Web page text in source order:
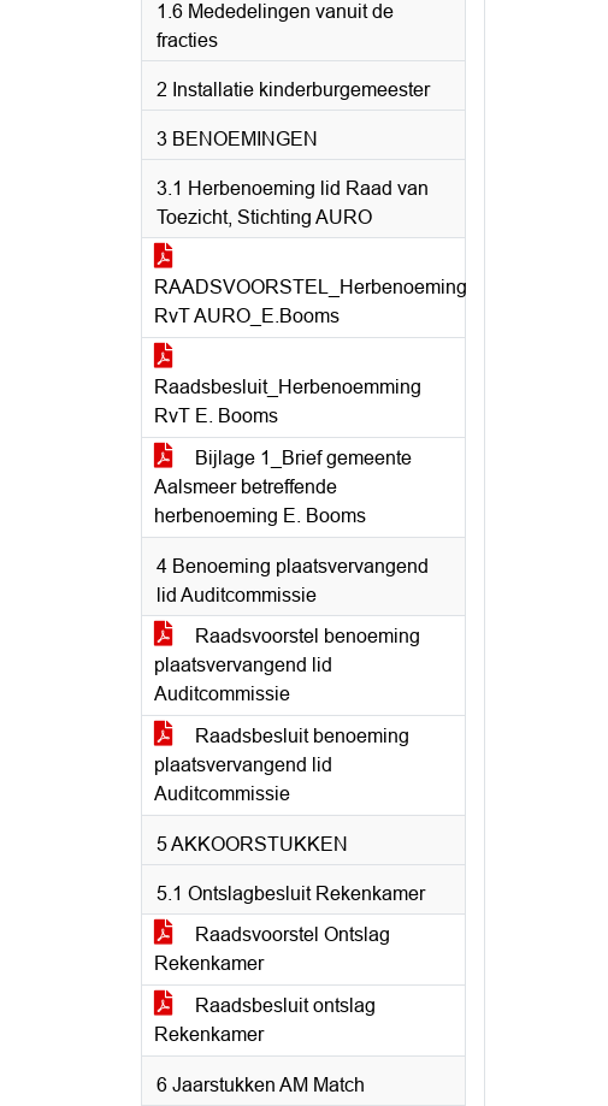
1.6 Mededelingen vanuit de
fracties
2 Installatie kinderburgemeester
3 BENOEMINGEN
3.1 Herbenoeming lid Raad van
Toezicht, Stichting AURO
RAADSVOORSTEL_Herbenoeming
RvT AURO_E.Booms
Raadsbesluit_Herbenoemming
RvT E. Booms
Bijlage 1_Brief gemeente
Aalsmeer betreffende
herbenoeming E. Booms
4 Benoeming plaatsvervangend
lid Auditcommissie
Raadsvoorstel benoeming
plaatsvervangend lid
Auditcommissie
Raadsbesluit benoeming
plaatsvervangend lid
Auditcommissie
5 AKKOORSTUKKEN
5.1 Ontslagbesluit Rekenkamer
Raadsvoorstel Ontslag
Rekenkamer
Raadsbesluit ontslag
Rekenkamer
6 Jaarstukken AM Match